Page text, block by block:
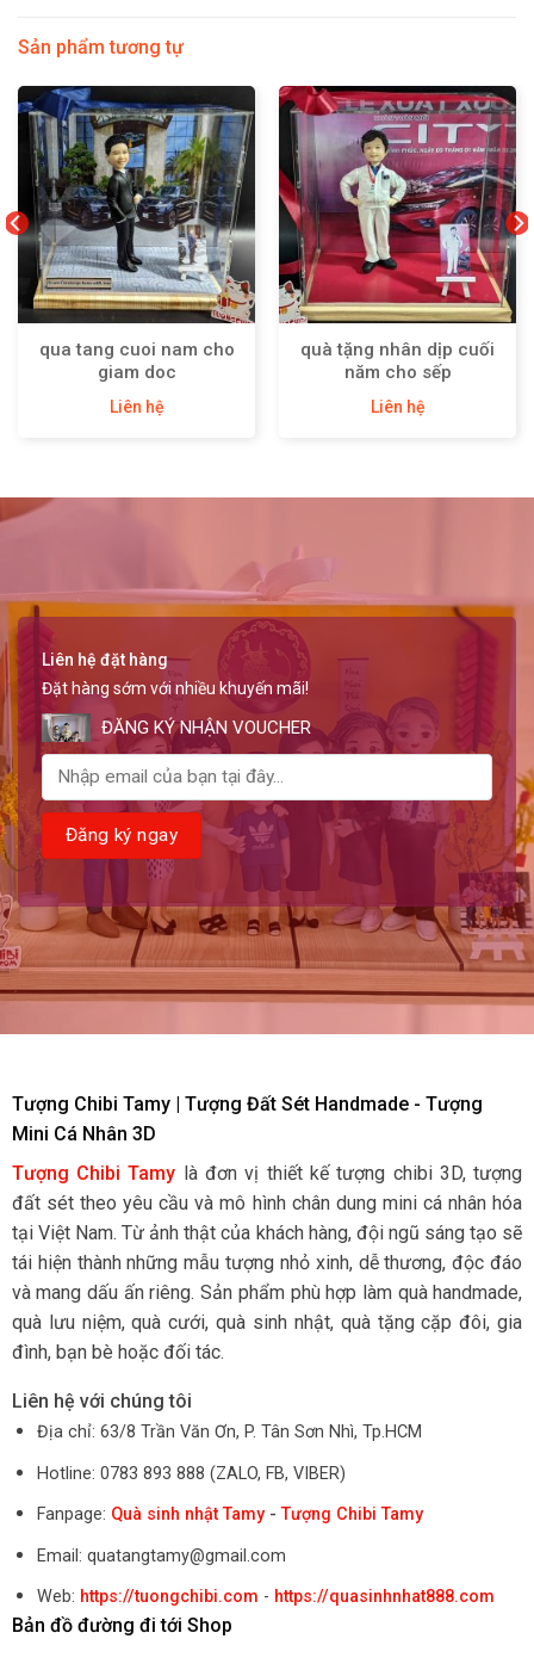
Sản phẩm tương tự
qua tang cuoi nam cho
giam doc
Liên hệ
quà tặng nhân dịp cuối
năm cho sếp
Liên hệ
Liên hệ đặt hàng
Đặt hàng sớm với nhiều khuyến mãi!
ĐĂNG KÝ NHẬN VOUCHER
Tượng Chibi Tamy | Tượng Đất Sét Handmade - Tượng
Mini Cá Nhân 3D
Tượng Chibi Tamy là đơn vị thiết kế tượng chibi 3D, tượng
đất sét theo yêu cầu và mô hình chân dung mini cá nhân hóa
tại Việt Nam. Từ ảnh thật của khách hàng, đội ngũ sáng tạo sẽ
tái hiện thành những mẫu tượng nhỏ xinh, dễ thương, độc đáo
và mang dấu ấn riêng. Sản phẩm phù hợp làm quà handmade,
quà lưu niệm, quà cưới, quà sinh nhật, quà tặng cặp đôi, gia
đình, bạn bè hoặc đối tác.
Liên hệ với chúng tôi
Địa chỉ: 63/8 Trần Văn Ơn, P. Tân Sơn Nhì, Tp.HCM
Hotline: 0783 893 888 (ZALO, FB, VIBER)
Fanpage: Quà sinh nhật Tamy-Tượng Chibi Tamy
Email: quatangtamy@gmail.com
Web: https://tuongchibi.com - https://quasinhnhat888.com
Bản đồ đường đi tới Shop